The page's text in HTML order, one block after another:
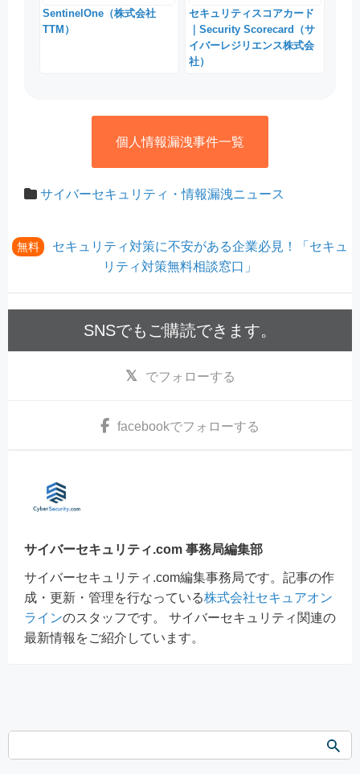
SentinelOne（株式会社
TTM）
セキュリティスコアカード
｜Security Scorecard（サ
イバーレジリエンス株式会
社）
個人情報漏洩事件一覧
サイバーセキュリティ・情報漏洩ニュース
無料
セキュリティ対策に不安がある企業必見！「セキュ
リティ対策無料相談窓口」
SNSでもご購読できます。
でフォローする
facebookでフォローする
サイバーセキュリティ.com 事務局編集部
サイバーセキュリティ.com編集事務局です。記事の作
成・更新・管理を行なっている株式会社セキュアオン
ラインのスタッフです。 サイバーセキュリティ関連の
最新情報をご紹介しています。